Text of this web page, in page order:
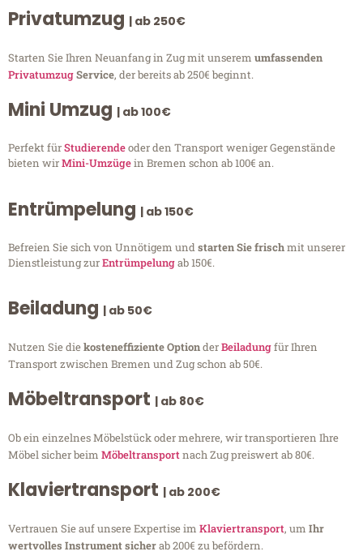
Privatumzug | ab 250€
Starten Sie Ihren Neuanfang in Zug mit unserem umfassenden
PrivatumzugService, der bereits ab 250€ beginnt.
Mini Umzug | ab 100€
Perfekt fürStudierendeoder den Transport weniger Gegenstände
bieten wirMini-Umzügein Bremen schon ab 100€ an.
Entrümpelung | ab 150€
Befreien Sie sich von Unnötigem undstarten Sie frischmit unserer
Dienstleistung zurEntrümpelungab 150€.
Beiladung | ab 50€
Nutzen Sie diekosteneffiziente OptionderBeiladungfür Ihren
Transport zwischen Bremen und Zug schon ab 50€.
Möbeltransport | ab 80€
Ob ein einzelnes Möbelstück oder mehrere, wir transportieren Ihre
Möbel sicher beim Möbeltransportnach Zug preiswert ab 80€.
Klaviertransport | ab 200€
Vertrauen Sie auf unsere Expertise im Klaviertransport, um Ihr
wertvolles Instrument sicherab 200€ zu befördern.